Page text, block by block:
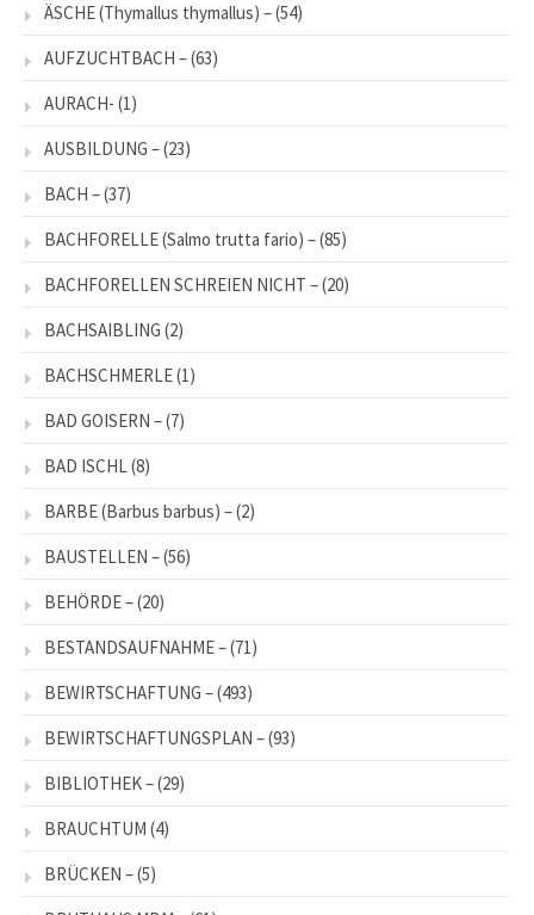
ÄSCHE (Thymallus thymallus) –(54)
AUFZUCHTBACH –(63)
AURACH- (1)
AUSBILDUNG –(23)
BACH –(37)
BACHFORELLE (Salmo trutta fario) –(85)
BACHFORELLEN SCHREIEN NICHT –(20)
BACHSAIBLING (2)
BACHSCHMERLE(1)
BAD GOISERN –(7)
BAD ISCHL(8)
BARBE (Barbus barbus) –(2)
BAUSTELLEN –(56)
BEHÖRDE –(20)
BESTANDSAUFNAHME –(71)
BEWIRTSCHAFTUNG –(493)
BEWIRTSCHAFTUNGSPLAN –(93)
BIBLIOTHEK –(29)
BRAUCHTUM (4)
BRÜCKEN –(5)